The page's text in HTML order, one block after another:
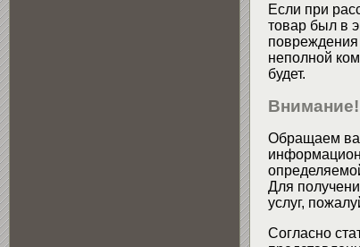
Если при
товар был в
повреждения
неполной
будет.
Внимание!
Обращаем
Для
услуг,
Согласно